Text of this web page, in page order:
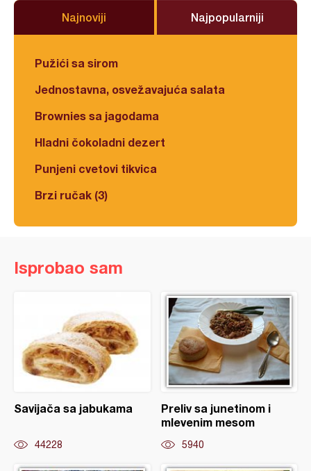
Najnoviji Najpopularniji
Pužići sa sirom
Jednostavna, osvežavajuća salata
Brownies sa jagodama
Hladni čokoladni dezert
Punjeni cvetovi tikvica
Brzi ručak (3)
Isprobao sam
Savijača sa jabukama
44228
Preliv sa junetinom i
mlevenim mesom
5940